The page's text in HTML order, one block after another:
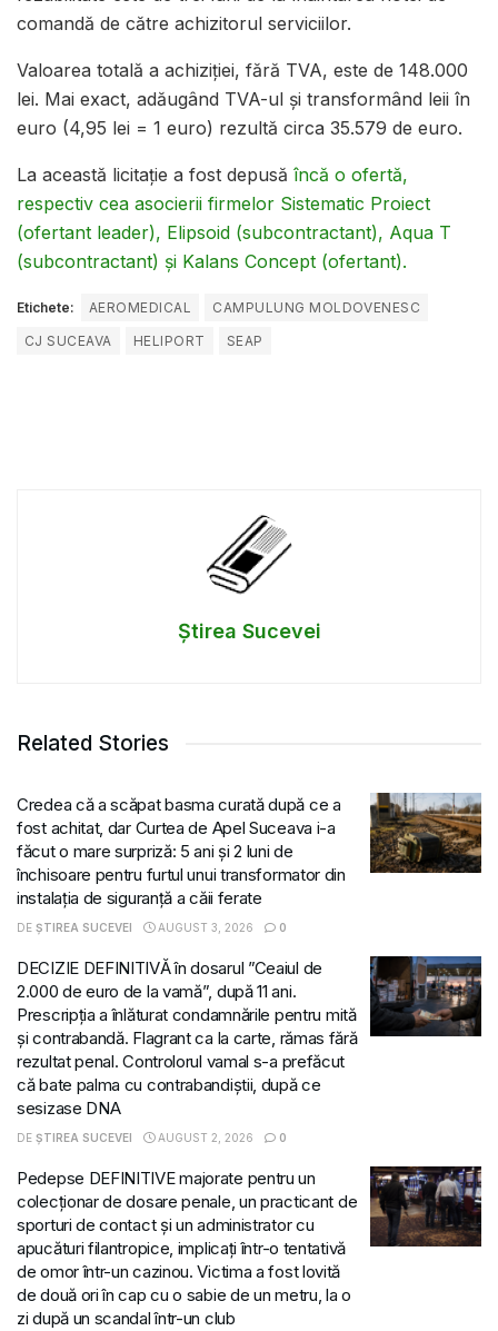
comandă de către achizitorul serviciilor.
​Valoarea totală a achiziției, fără TVA, este de 148.000
lei. Mai exact, adăugând TVA-ul și transformând leii în
euro (4,95 lei = 1 euro) rezultă circa 35.579 de euro.
La această licitație a fost depusă încă o ofertă,
respectiv cea asocierii firmelor Sistematic Proiect
(ofertant leader), Elipsoid (subcontractant), Aqua T
(subcontractant) și Kalans Concept (ofertant).
Etichete: AEROMEDICAL
CAMPULUNG MOLDOVENESC
CJ SUCEAVA
HELIPORT SEAP
Știrea Sucevei
Related Stories
Credea că a scăpat basma curată după ce a
fost achitat, dar Curtea de Apel Suceava i-a
făcut o mare surpriză: 5 ani și 2 luni de
închisoare pentru furtul unui transformator din
instalația de siguranță a căii ferate
DE ȘTIREA SUCEVEI AUGUST 3, 2026 0
DECIZIE DEFINITIVĂ în dosarul ”Ceaiul de
2.000 de euro de la vamă”, după 11 ani.
Prescripția a înlăturat condamnările pentru mită
și contrabandă. Flagrant ca la carte, rămas fără
rezultat penal. Controlorul vamal s-a prefăcut
că bate palma cu contrabandiștii, după ce
sesizase DNA
DE ȘTIREA SUCEVEI AUGUST 2, 2026 0
Pedepse DEFINITIVE majorate pentru un
colecționar de dosare penale, un practicant de
sporturi de contact și un administrator cu
apucături filantropice, implicați într-o tentativă
de omor într-un cazinou. Victima a fost lovită
de două ori în cap cu o sabie de un metru, la o
zi după un scandal într-un club